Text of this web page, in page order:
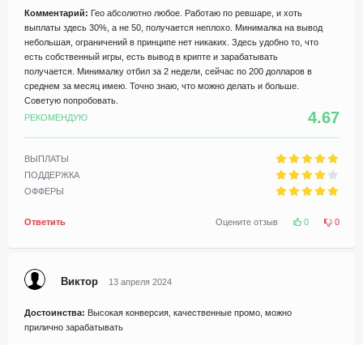
Комментарий: Гео абсолютно любое. Работаю по ревшаре, и хоть
выплаты здесь 30%, а не 50, получается неплохо. Минималка на вывод
небольшая, ограничений в принципе нет никаких. Здесь удобно то, что
есть собственный игры, есть вывод в крипте и зарабатывать
получается. Минималку отбил за 2 недели, сейчас по 200 долларов в
среднем за месяц имею. Точно знаю, что можно делать и больше.
Советую попробовать.
РЕКОМЕНДУЮ
4.67
ВЫПЛАТЫ
ПОДДЕРЖКА
ОФФЕРЫ
Ответить Оцените отзыв 0 0
Виктор 13 апреля 2024
Достоинства: Высокая конверсия, качественные промо, можно
прилично зарабатывать